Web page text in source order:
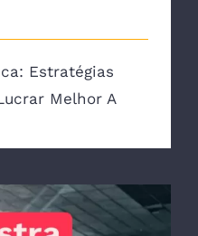
Estratégias
Melhor A